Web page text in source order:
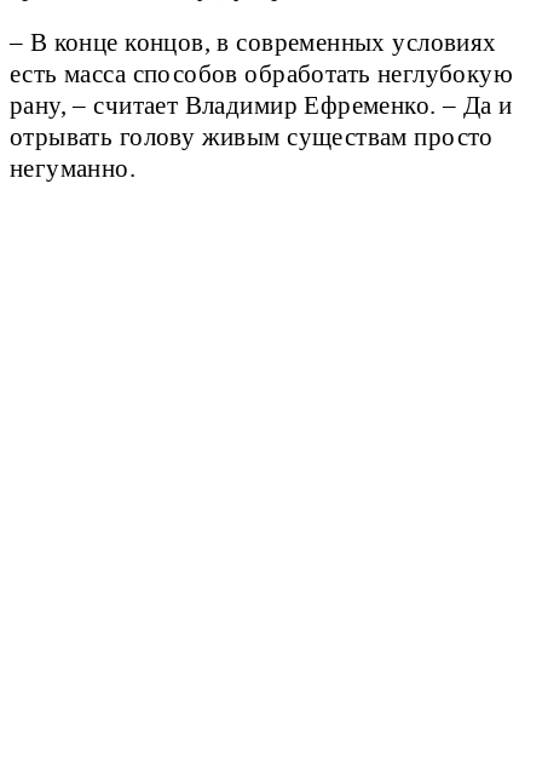
– В конце концов, в современных условиях
есть масса способов обработать неглубокую
рану, – считает Владимир Ефременко. – Да и
отрывать голову живым существам просто
негуманно.